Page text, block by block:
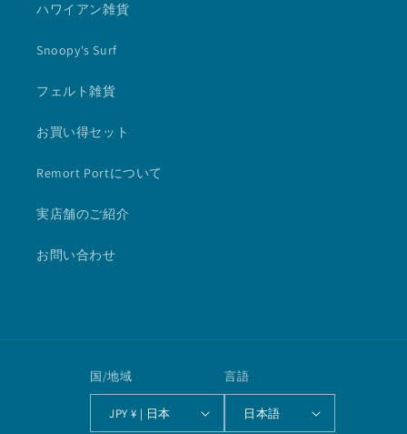
ハワイアン雑貨
Snoopy's Surf
フェルト雑貨
お買い得セット
Remort Portについて
実店舗のご紹介
お問い合わせ
国/地域
JPY ¥ | 日本
言語
日本語